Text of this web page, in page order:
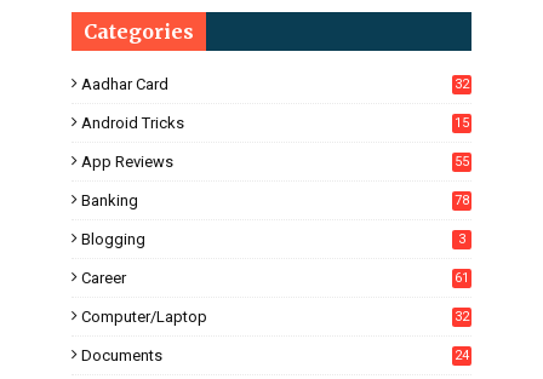
Categories
Aadhar Card 32
Android Tricks
15
App Reviews 55
Banking 78
Blogging 3
Career 61
Computer/Laptop 32
Documents 24